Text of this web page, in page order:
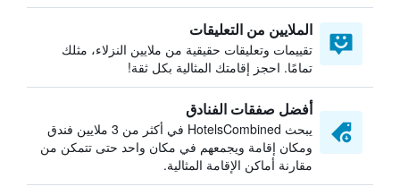
الملايين من التعليقات
تقييمات وتعليقات حقيقية من ملايين النزلاء، مثلك
تمامًا. احجز إقامتك المثالية بكل ثقة!
أفضل صفقات الفنادق
يبحث HotelsCombined في أكثر من 3 ملايين فندق
ومكان إقامة ويجمعهم في مكان واحد حتى تتمكن من
مقارنة أماكن الإقامة المثالية.